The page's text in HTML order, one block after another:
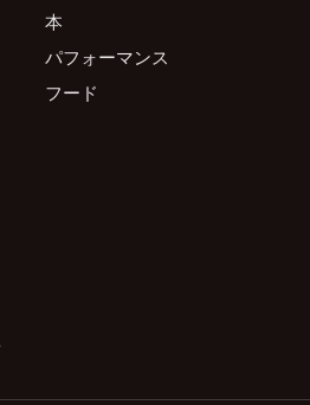
本
パフォーマンス
フード